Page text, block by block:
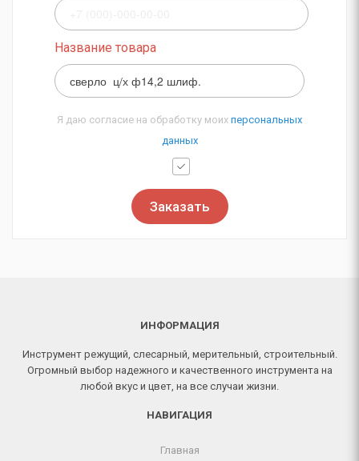
Название товара
Я даю согласие на обработку моих персональных
данных
Заказать
ИНФОРМАЦИЯ
Инструмент режущий, слесарный, мерительный, строительный.
Огромный выбор надежного и качественного инструмента на
любой вкус и цвет, на все случаи жизни.
НАВИГАЦИЯ
Главная